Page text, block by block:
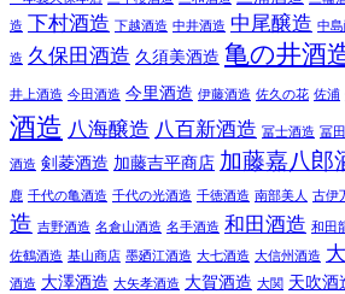
造 下村酒造 下越酒造 中井酒造 中尾醸造 中
造 久保田酒造 久須美酒造 亀の井酒
井上酒造 今田酒造 今里酒造 伊藤酒造 佐久の花 佐浦
酒造 八海醸造 八百新酒造 冨士酒造 冨
酒造 剣菱酒造 加藤吉平商店 加藤嘉八郎
鹿 千代の亀酒造 千代の光酒造 千徳酒造 南部美人 古伊
造 吉野酒造 名倉山酒造 名手酒造 和田酒造 和田
佐鶴酒造 基山商店 墨廼江酒造 大七酒造 大信州酒造
酒造 大澤酒造 大矢孝酒造 大賀酒造 大関 天吹酒